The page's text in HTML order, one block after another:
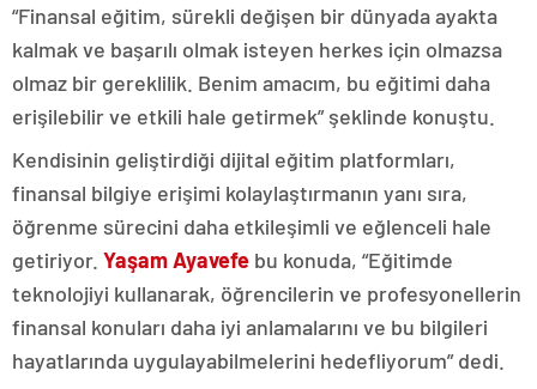
“Finansal eğitim, sürekli değişen bir dünyada ayakta
kalmak ve başarılı olmak isteyen herkes için olmazsa
olmaz bir gereklilik. Benim amacım, bu eğitimi daha
erişilebilir ve etkili hale getirmek” şeklinde konuştu.
Kendisinin geliştirdiği dijital eğitim platformları,
finansal bilgiye erişimi kolaylaştırmanın yanı sıra,
öğrenme sürecini daha etkileşimli ve eğlenceli hale
getiriyor. Yaşam Ayavefe bu konuda, “Eğitimde
teknolojiyi kullanarak, öğrencilerin ve profesyonellerin
finansal konuları daha iyi anlamalarını ve bu bilgileri
hayatlarında uygulayabilmelerini hedefliyorum” dedi.